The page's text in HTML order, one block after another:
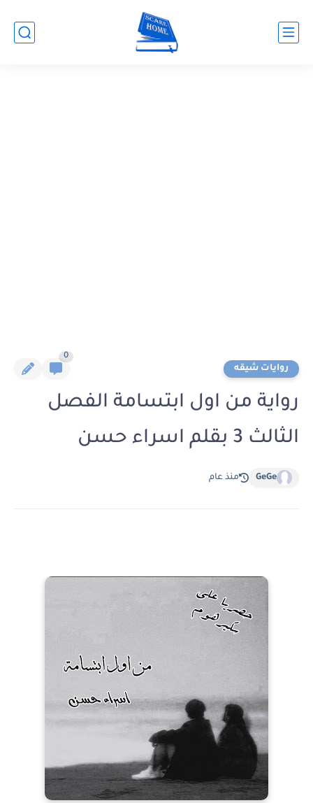
روايات شيقه
0
رواية من اول ابتسامة الفصل
الثالث 3 بقلم اسراء حسن
GeGe منذ عام